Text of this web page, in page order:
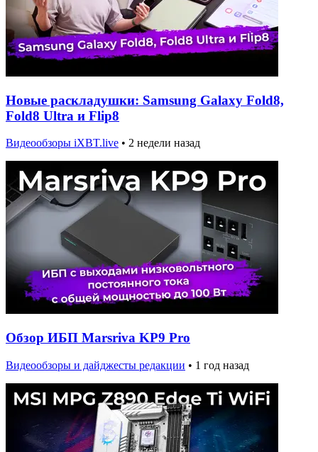
Новые раскладушки: Samsung Galaxy Fold8,
Fold8 Ultra и Flip8
Видеообзоры iXBT.live • 2 недели назад
Обзор ИБП Marsriva KP9 Pro
Видеообзоры и дайджесты редакции • 1 год назад